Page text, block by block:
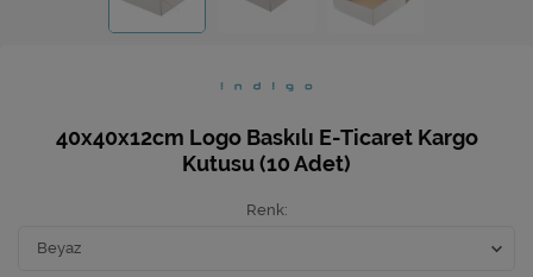
40x40x12cm Logo Baskılı E-Ticaret Kargo
Kutusu (10 Adet)
Renk